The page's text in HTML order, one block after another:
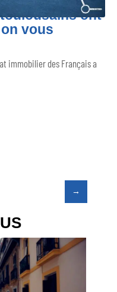
ont
vous
immobilier des Français a